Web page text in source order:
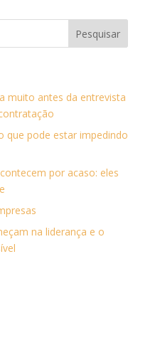
muito antes da entrevista
que pode estar impedindo
por acaso: eles
na liderança e o